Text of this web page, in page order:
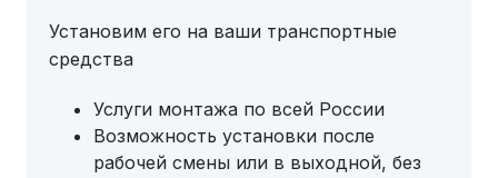
Установим его на ваши транспортные
средства
Услуги монтажа по всей России
Возможность установки после
рабочей смены или в выходной, без